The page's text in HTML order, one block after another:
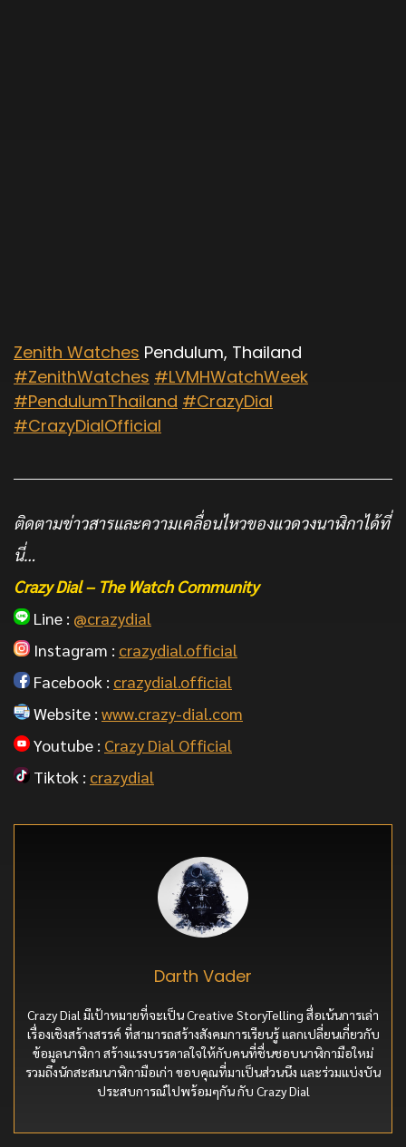
Zenith Watches Pendulum, Thailand
#ZenithWatches #LVMHWatchWeek
#PendulumThailand #CrazyDial
#CrazyDialOfficial
ติดตามข่าวสารและความเคลื่อนไหวของแวดวงนาฬิกาได้ที่
นี่…
Crazy Dial – The Watch Community
Line : @crazydial
Instagram : crazydial.official
Facebook : crazydial.official
Website : www.crazy-dial.com
Youtube : Crazy Dial Official
Tiktok : crazydial
Darth Vader
Crazy Dial มีเป้าหมายที่จะเป็น Creative StoryTelling สื่อเน้นการเล่า
เรื่องเชิงสร้างสรรค์ ที่สามารถสร้างสังคมการเรียนรู้ แลกเปลี่ยนเกี่ยวกับ
ข้อมูลนาฬิกา สร้างแรงบรรดาลใจให้กับคนที่ชื่นชอบนาฬิกามือใหม่
รวมถึงนักสะสมนาฬิกามือเก่า ขอบคุณที่มาเป็นส่วนนึง และร่วมแบ่งบัน
ประสบการณ์ไปพร้อมๆกัน กับ Crazy Dial